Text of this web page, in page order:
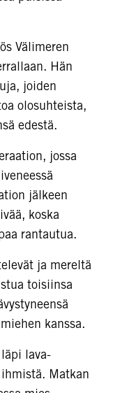
Välimeren
Hän
joiden
olosuhteista,
edestä.
jossa
jälkeen
koska
rantautua.
ja mereltä
toisiinsa
kanssa.
lava-
Matkan